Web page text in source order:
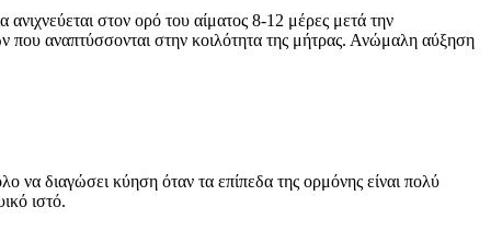
στον ορό του αίματος 8-12 μέρες μετά την
που αναπτύσσονται στην κοιλότητα της μήτρας. Ανώμαλη αύξηση
να διαγώσει κύηση όταν τα επίπεδα της ορμόνης είναι πολύ
ιστό.